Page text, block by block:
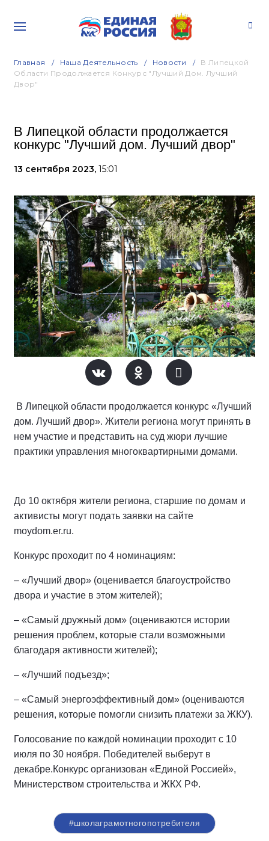
Главная Наша Деятельность Новости
В Липецкой
Области Продолжается Конкурс "Лучший Дом. Лучший
Двор"
В Липецкой области продолжается
конкурс "Лучший дом. Лучший двор"
13 сентября 2023, 15:01
В Липецкой области продолжается конкурс «Лучший
дом. Лучший двор». Жители региона могут принять в
нем участие и представить на суд жюри лучшие
практики управления многоквартирными домами.
До 10 октября жители региона, старшие по домам и
активисты могут подать заявки на сайте
moydom.er.ru.
Конкурс проходит по 4 номинациям:
– «Лучший двор» (оценивается благоустройство
двора и участие в этом жителей);
– «Самый дружный дом» (оцениваются истории
решения проблем, которые стали возможными
благодаря активности жителей);
– «Лучший подъезд»;
– «Самый энергоэффективный дом» (оцениваются
решения, которые помогли снизить платежи за ЖКУ).
Голосование по каждой номинации проходит с 10
июля по 30 ноября. Победителей выберут в
декабре.Конкурс организован «Единой Россией»,
Министерством строительства и ЖКХ РФ.
#школаграмотногопотребителя